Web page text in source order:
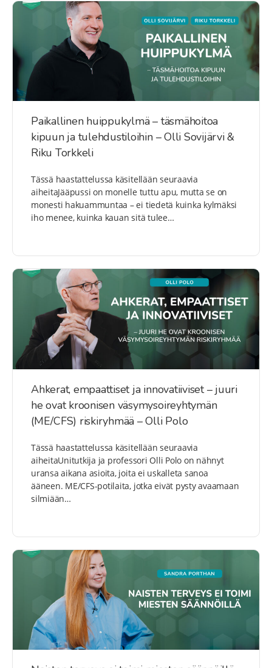
Paikallinen huippukylmä – täsmähoitoa
kipuun ja tulehdustiloihin – Olli Sovijärvi &
Riku Torkkeli
Tässä haastattelussa käsitellään seuraavia
aiheitaJääpussi on monelle tuttu apu, mutta se on
monesti hakuammuntaa – ei tiedetä kuinka kylmäksi
iho menee, kuinka kauan sitä tulee…
Ahkerat, empaattiset ja innovatiiviset – juuri
he ovat kroonisen väsymysoireyhtymän
(ME/CFS) riskiryhmää – Olli Polo
Tässä haastattelussa käsitellään seuraavia
aiheitaUnitutkija ja professori Olli Polo on nähnyt
uransa aikana asioita, joita ei uskalleta sanoa
ääneen. ME/CFS-potilaita, jotka eivät pysty avaamaan
silmiään…